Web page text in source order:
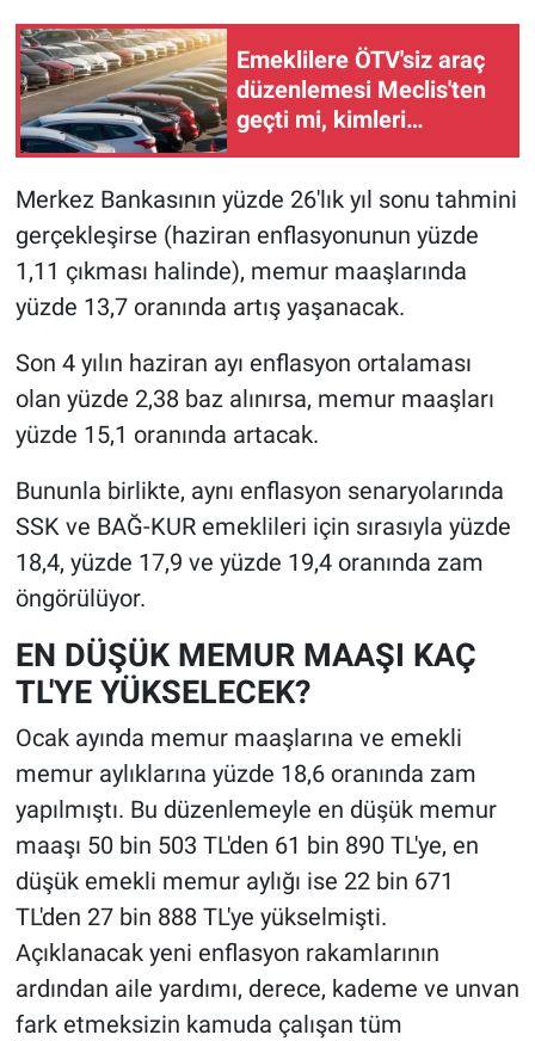
Emeklilere ÖTV'siz araç
düzenlemesi Meclis'ten
geçti mi, kimleri
Merkez Bankasının yüzde 26'lık yıl sonu tahmini
gerçekleşirse (haziran enflasyonunun yüzde
1,11 çıkması halinde), memur maaşlarında
yüzde 13,7 oranında artış yaşanacak.
Son 4 yılın haziran ayı enflasyon ortalaması
olan yüzde 2,38 baz alınırsa, memur maaşları
yüzde 15,1 oranında artacak.
Bununla birlikte, aynı enflasyon senaryolarında
SSK ve BAĞ-KUR emeklileri için sırasıyla yüzde
18,4, yüzde 17,9 ve yüzde 19,4 oranında zam
öngörülüyor.
EN DÜŞÜK MEMUR MAAŞI KAÇ
TL'YE YÜKSELECEK?
Ocak ayında memur maaşlarına ve emekli
memur aylıklarına yüzde 18,6 oranında zam
yapılmıştı. Bu düzenlemeyle en düşük memur
maaşı 50 bin 503 TL'den 61 bin 890 TL'ye, en
düşük emekli memur aylığı ise 22 bin 671
TL'den 27 bin 888 TL'ye yükselmişti.
Açıklanacak yeni enflasyon rakamlarının
ardından aile yardımı, derece, kademe ve unvan
fark etmeksizin kamuda çalışan tüm